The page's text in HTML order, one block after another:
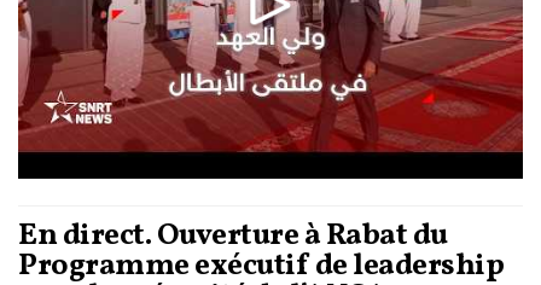
En direct. Ouverture à Rabat du
Programme exécutif de leadership